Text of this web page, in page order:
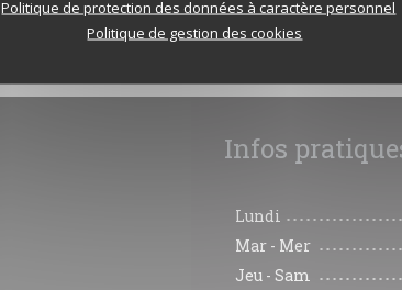
Politique de protection des données à caractère personnel
Politique de gestion des cookies
Infos
Lundi
Mar - Mer
Jeu - Sam